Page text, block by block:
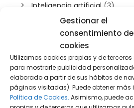
Gestionar el
consentimiento
cookies
Utilizamos cookies propias y de
para mostrarle publicidad
elaborado a partir de sus hábitos de
páginas visitadas). Puede obtener más
Política de Cookies. Asimismo, puede
Inteligencia artificial (3)
Patrimonio(5)
Plusvalía(2)
Prensa(2)